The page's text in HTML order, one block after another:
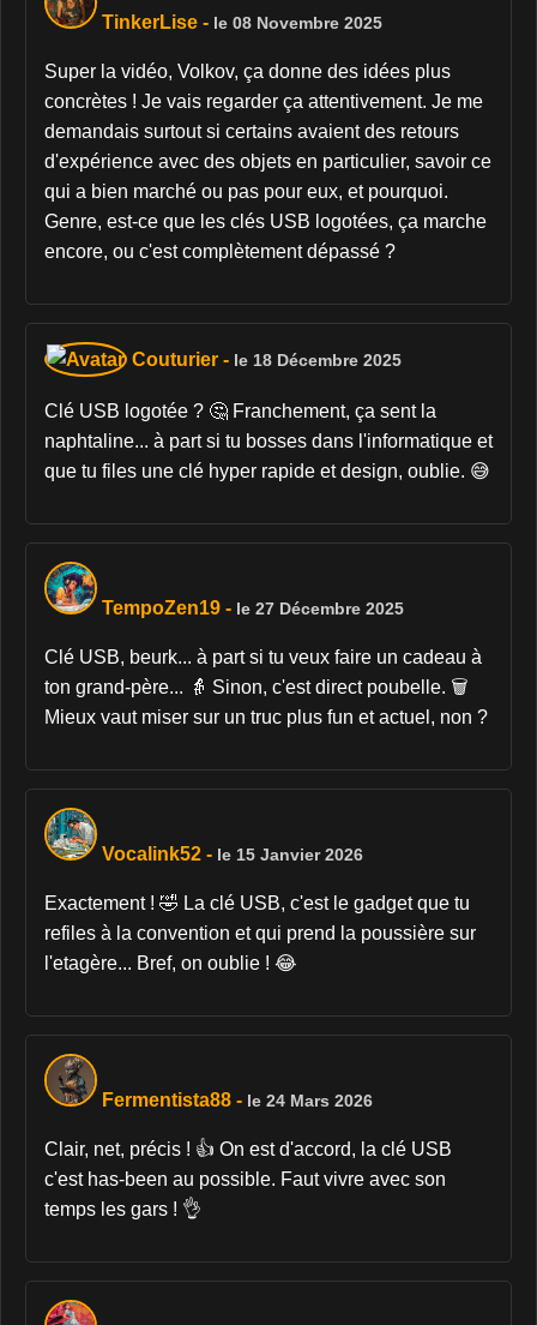
TinkerLise - le 08 Novembre 2025
Super la vidéo, Volkov, ça donne des idées plus
concrètes ! Je vais regarder ça attentivement. Je me
demandais surtout si certains avaient des retours
d'expérience avec des objets en particulier, savoir ce
qui a bien marché ou pas pour eux, et pourquoi.
Genre, est-ce que les clés USB logotées, ça marche
encore, ou c'est complètement dépassé ?
Couturier - le 18 Décembre 2025
Clé USB logotée ? 🤔 Franchement, ça sent la
naphtaline... à part si tu bosses dans l'informatique et
que tu files une clé hyper rapide et design, oublie. 😅
TempoZen19 - le 27 Décembre 2025
Clé USB, beurk... à part si tu veux faire un cadeau à
ton grand-père... 👵 Sinon, c'est direct poubelle. 🗑️
Mieux vaut miser sur un truc plus fun et actuel, non ?
Vocalink52 - le 15 Janvier 2026
Exactement ! 🤣 La clé USB, c'est le gadget que tu
refiles à la convention et qui prend la poussière sur
l'etagère... Bref, on oublie ! 😂
Fermentista88 - le 24 Mars 2026
Clair, net, précis ! 👍 On est d'accord, la clé USB
c'est has-been au possible. Faut vivre avec son
temps les gars ! 👌